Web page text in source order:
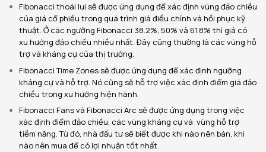
Fibonacci thoái lui sẽ được ứng dụng để xác định vùng đảo chiều
của giá cổ phiếu trong quá trình giá điều chỉnh và hồi phục kỹ
thuật. Ở các ngưỡng Fibonacci 38.2%, 50% và 61.8% thì giá có
xu hướng đảo chiều nhiều nhất. Đây cũng thường là các vùng hỗ
trợ và kháng cự của thị trường.
Fibonacci Time Zones sẽ được ứng dụng để xác định ngưỡng
kháng cự và hỗ trợ. Nó cũng sẽ hỗ trợ việc xác định điểm giá đảo
chiều trong xu hướng hiện hành.
Fibonacci Fans và Fibonacci Arc sẽ được ứng dụng trong việc
xác định điểm đảo chiều, các vùng kháng cự và vùng hỗ trợ
tiềm năng. Từ đó, nhà đầu tư sẽ biết được khi nào nên bán, khi
nào nên mua để có lợi nhuận tốt nhất.